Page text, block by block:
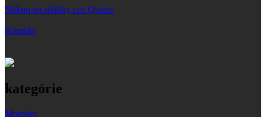
Nákup na splátky cez Quatro
Kontakt
kategórie
Motorky